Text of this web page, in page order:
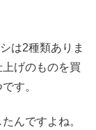
は2種類ありま
げのものを買
す。
んですよね。